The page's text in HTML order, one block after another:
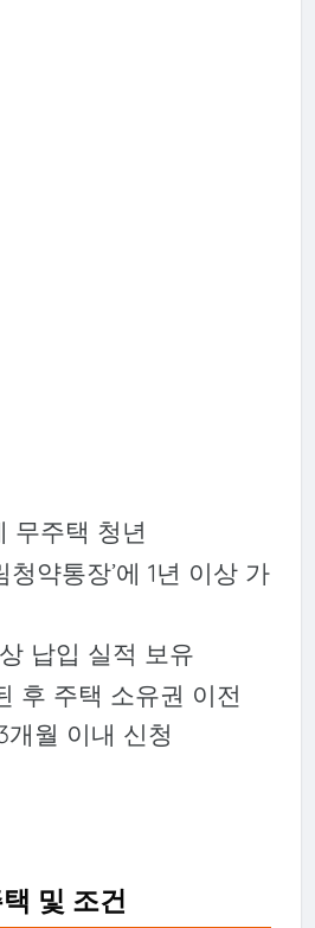
무주택 청년
청약통장’에 1년 이상 가
납입 실적 보유
후 주택 소유권 이전
개월 이내 신청
및 조건